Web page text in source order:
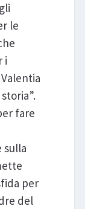
le
i
fare
sulla
per
del